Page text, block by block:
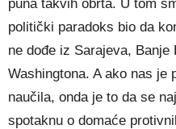
puna takvih obrta. U tom
politički paradoks bio da
ne dođe iz Sarajeva,
Washingtona. A ako nas je
naučila, onda je to da se
spotaknu o domaće